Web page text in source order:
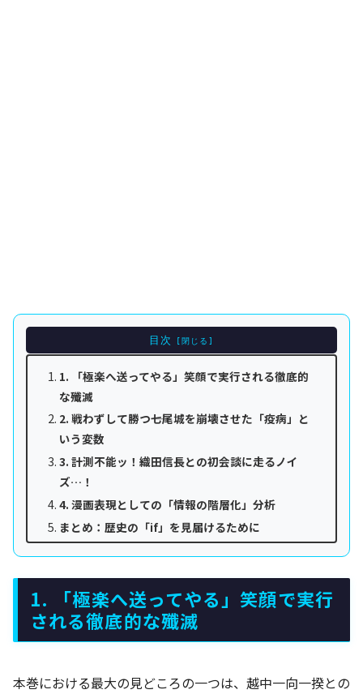
目次
1. 「極楽へ送ってやる」笑顔で実行される徹底的
な殲滅
2. 戦わずして勝つ――七尾城を崩壊させた「疫病」と
いう変数
3. 計測不能ッ！織田信長との初会談に走るノイ
ズ…！
4. 漫画表現としての「情報の階層化」分析
まとめ：歴史の「if」を見届けるために
1. 「極楽へ送ってやる」笑顔で実行
される徹底的な殲滅
本巻における最大の見どころの一つは、越中一向一揆との